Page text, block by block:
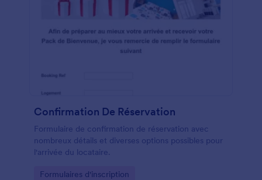
Confirmation De Réservation
Formulaire de confirmation de réservation avec
nombreux détails et diverses options possibles pour
l'arrivée du locataire.
Go to Category:
Formulaires d'inscription